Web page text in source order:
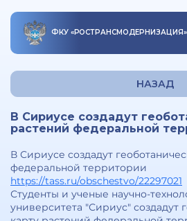
ФКУ «РОСТРАНСМОДЕРНИЗАЦИЯ»
НАЗАД
В Сириусе создадут
растений федеральной
В Сириусе создадут
федеральной территории
https://tass.ru/obschestvo/22297021
Студенты и ученые научно-
университета "Сириус" создадут